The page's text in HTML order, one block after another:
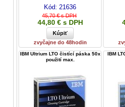
Kód: 21636
45,70 € s DPH
44,80 € s DPH
zvyčajne do 48hodin
IBM Ultrium LTO čistící páska 50x
použití max.
IBM